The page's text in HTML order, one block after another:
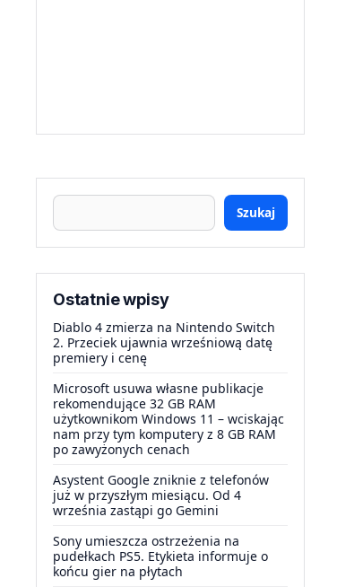
Szukaj
Ostatnie wpisy
Diablo 4 zmierza na Nintendo Switch
2. Przeciek ujawnia wrześniową datę
premiery i cenę
Microsoft usuwa własne publikacje
rekomendujące 32 GB RAM
użytkownikom Windows 11 – wciskając
nam przy tym komputery z 8 GB RAM
po zawyżonych cenach
Asystent Google zniknie z telefonów
już w przyszłym miesiącu. Od 4
września zastąpi go Gemini
Sony umieszcza ostrzeżenia na
pudełkach PS5. Etykieta informuje o
końcu gier na płytach